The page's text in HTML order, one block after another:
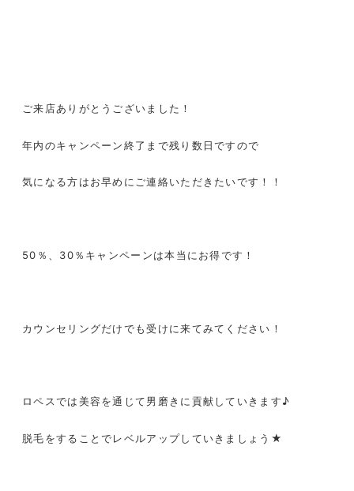
ご来店ありがとうございました！
年内のキャンペーン終了まで残り数日ですので
気になる方はお早めにご連絡いただきたいです！！
50 ％、 30％キャンペーンは本当にお得です！
カウンセリングだけでも受けに来てみてください！
ロペスでは美容を通じて男磨きに貢献していきます♪
脱毛をすることでレベルアップしていきましょう ★